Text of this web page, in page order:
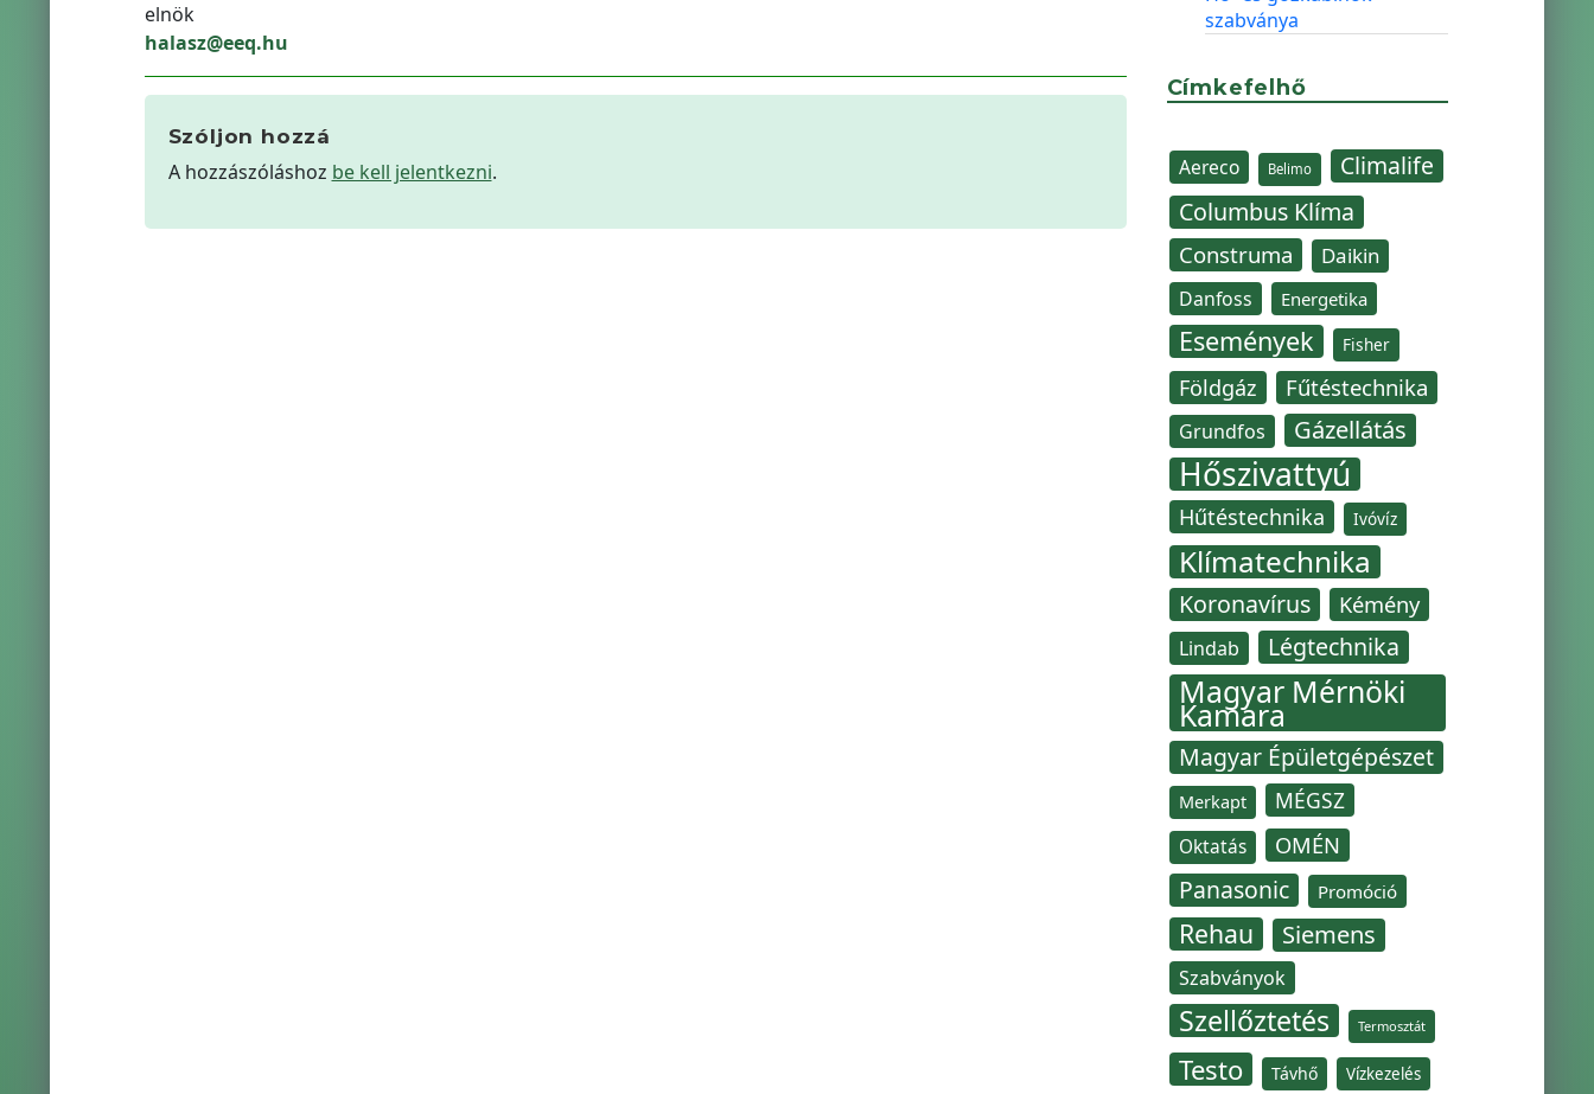
elnök
halasz@eeq.hu
Szóljon hozzá
A hozzászóláshoz be kell jelentkezni.
szabványa
Címkefelhő
Aereco Belimo
Climalife
Columbus Klíma
Construma Daikin
Danfoss Energetika
Események Fisher
Földgáz Fűtéstechnika
Grundfos Gázellátás
Hőszivattyú
Hűtéstechnika Ivóvíz
Klímatechnika
Koronavírus Kémény
Lindab Légtechnika
Magyar Mérnöki
Kamara
Magyar Épületgépészet
Merkapt MÉGSZ
Oktatás OMÉN
Panasonic Promóció
Rehau Siemens
Szabványok
Szellőztetés Termosztát
Testo Távhő Vízkezelés